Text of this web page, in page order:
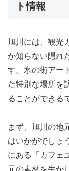
ト情報
旭川には、観光
か知らない隠れ
す。氷の街アー
た特別な場所を
ることができる
まず、旭川の地
はいかがでしょ
にある「カフェ
元の素材を生か